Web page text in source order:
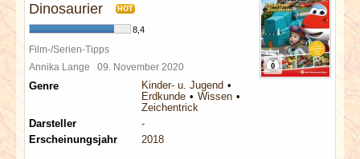
Dinosaurier HOT
8,4
Film-/Serien-Tipps
Annika Lange 09. November 2020
Genre
Kinder- u. Jugend
Erdkunde
Wissen
Zeichentrick
Darsteller
-
Erscheinungsjahr
2018